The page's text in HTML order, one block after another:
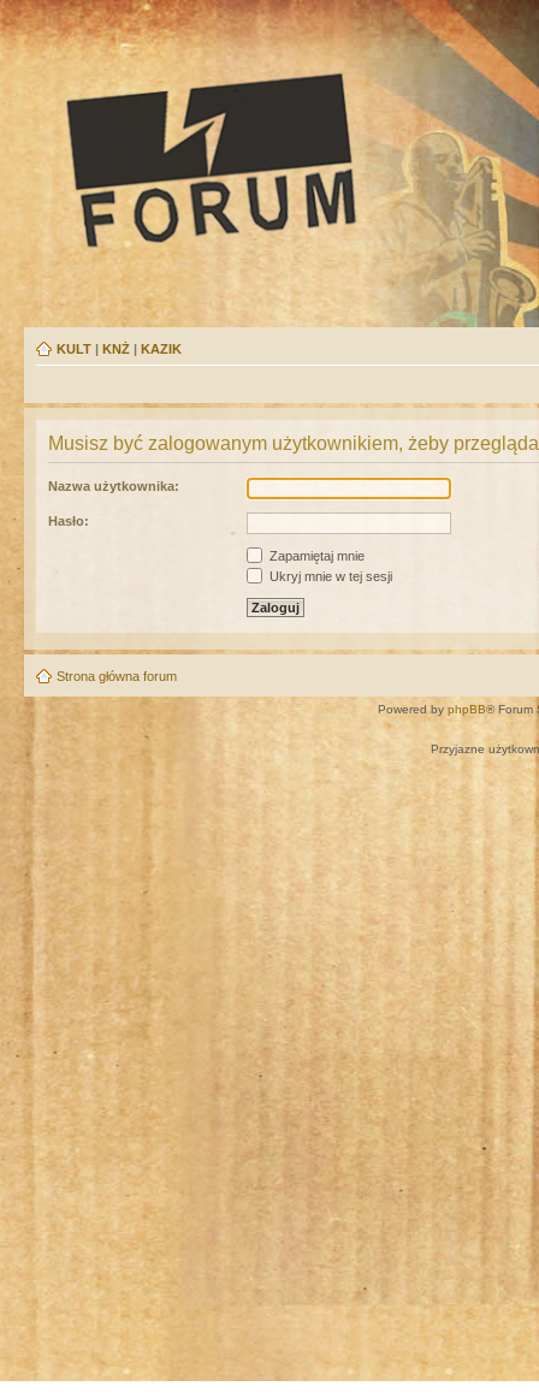
KULT | KNŻ | KAZIK
Musisz być zalogowanym użytkownikiem, żeby
Nazwa użytkownika:
Hasło:
Zapamiętaj mnie
Ukryj mnie w tej sesji
Strona główna forum
Powered by phpBB® Forum
Przyjazne